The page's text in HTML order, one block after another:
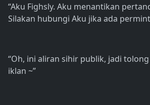
“Aku Fighsly. Aku menantikan
Silakan hubungi Aku jika ada
“Oh, ini aliran sihir publik, jadi
iklan ~”